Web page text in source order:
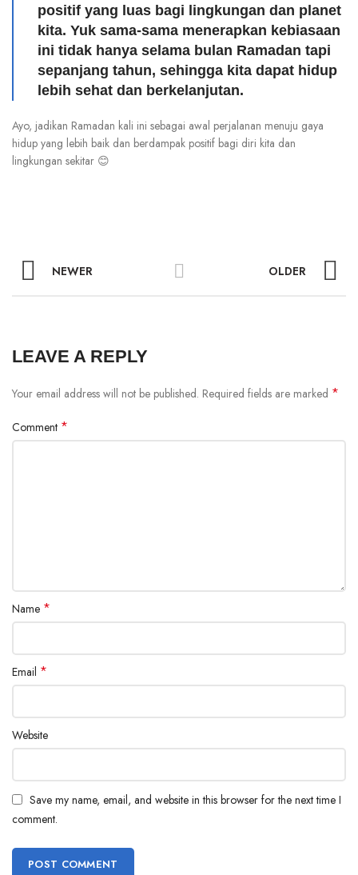
positif yang luas bagi lingkungan dan planet
kita. Yuk sama-sama menerapkan kebiasaan
ini tidak hanya selama bulan Ramadan tapi
sepanjang tahun, sehingga kita dapat hidup
lebih sehat dan berkelanjutan.
Ayo, jadikan Ramadan kali ini sebagai awal perjalanan menuju gaya
hidup yang lebih baik dan berdampak positif bagi diri kita dan
lingkungan sekitar 😊
NEWER OLDER
LEAVE A REPLY
Your email address will not be published. Required fields are marked *
Comment *
Name *
Email *
Website
Save my name, email, and website in this browser for the next time I
comment.